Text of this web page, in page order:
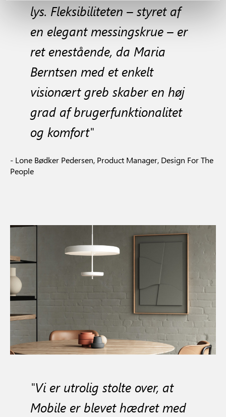
lys. Fleksibiliteten – styret af
en elegant messingskrue – er
ret enestående, da Maria
Berntsen med et enkelt
visionært greb skaber en høj
grad af brugerfunktionalitet
og komfort"
- Lone Bødker Pedersen, Product Manager, Design For The
People
"Vi er utrolig stolte over, at
Mobile er blevet hædret med